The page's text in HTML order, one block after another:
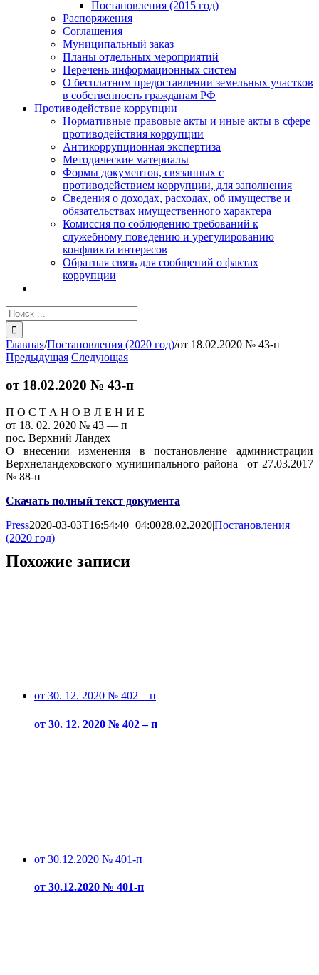
Постановления (2015 год)
Распоряжения
Соглашения
Муниципальный заказ
Планы отдельных мероприятий
Перечень информационных систем
О бесплатном предоставлении земельных участков
в собственность гражданам РФ
Противодействие коррупции
Нормативные правовые акты и иные акты в сфере
противодействия коррупции
Антикоррупционная экспертиза
Методические материалы
Формы документов, связанных с
противодействием коррупции, для заполнения
Сведения о доходах, расходах, об имуществе и
обязательствах имущественного характера
Комиссия по соблюдению требований к
служебному поведению и урегулированию
конфликта интересов
Обратная связь для сообщений о фактах
коррупции
Результат
поиска:
Главная/Постановления (2020 год)/от 18.02.2020 № 43-п
Предыдущая Следующая
от 18.02.2020 № 43-п
П О С Т А Н О В Л Е Н И Е
от 18. 02. 2020 № 43 — п
пос. Верхний Ландех
О внесении изменения в постановление администрации
Верхнеландеховского муниципального района от 27.03.2017
№ 88-п
Скачать полный текст документа
Press2020-03-03T16:54:40+04:0028.02.2020|Постановления
(2020 год)|
Похожие записи
от 30. 12. 2020 № 402 – п
от 30. 12. 2020 № 402 – п
от 30.12.2020 № 401-п
от 30.12.2020 № 401-п